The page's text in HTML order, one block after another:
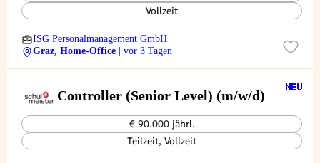
Vollzeit
ISG Personalmanagement GmbH
Graz, Home-Office
| vor 3 Tagen
Controller (Senior Level) (m/w/d)
€ 90.000 jährl.
Teilzeit, Vollzeit